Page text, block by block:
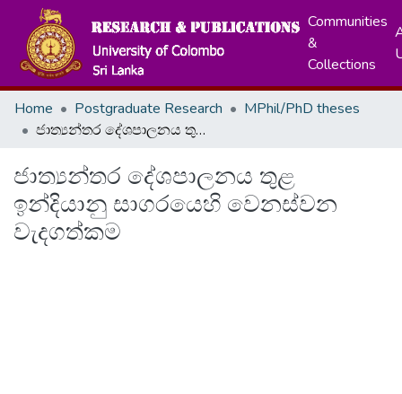
Communities
&
Collections
Home Postgraduate Research
MPhil/PhD theses
ජාත්‍යන්තර දේශපාලනය තුළ ඉන්දියානු සාගරයෙහි වෙනස්වන වැදගත්කම
ජාත්‍යන්තර දේශපාලනය තුළ
ඉන්දියානු සාගරයෙහි වෙනස්වන
වැදගත්කම